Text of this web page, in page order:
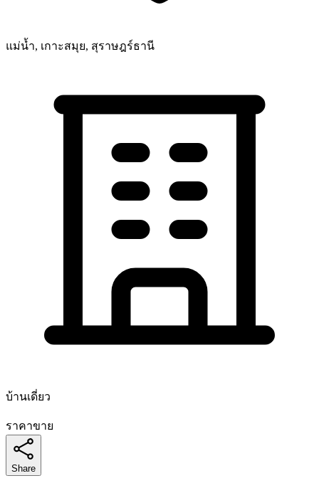
แม่น้ำ, เกาะสมุย, สุราษฎร์ธานี
บ้านเดี่ยว
ราคาขาย
Share